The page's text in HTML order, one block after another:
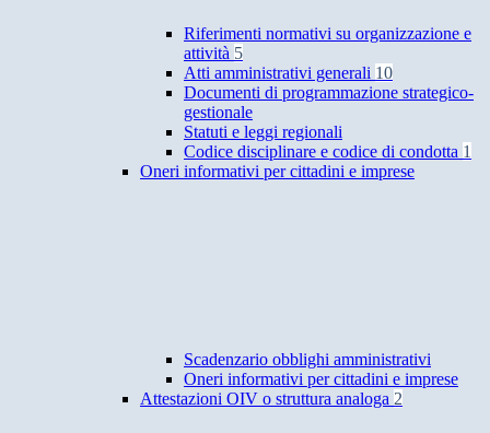
Riferimenti normativi su organizzazione e
attività 5
Atti amministrativi generali 10
Documenti di programmazione strategico-
gestionale
Statuti e leggi regionali
Codice disciplinare e codice di condotta 1
Oneri informativi per cittadini e imprese
Scadenzario obblighi amministrativi
Oneri informativi per cittadini e imprese
Attestazioni OIV o struttura analoga 2